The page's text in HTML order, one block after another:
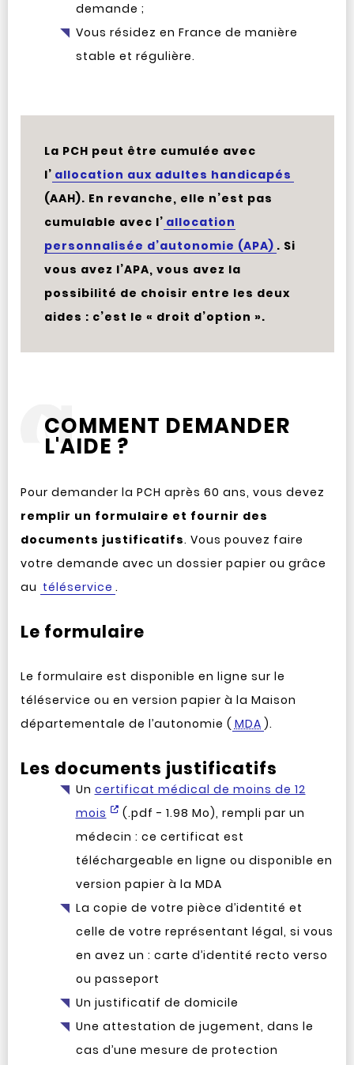
demande ;
Vous résidez en France de manière
stable et régulière.
La PCH peut être cumulée avec
l’ allocation aux adultes handicapés
(AAH). En revanche, elle n’est pas
cumulable avec l’ allocation
personnalisée d’autonomie (APA) . Si
vous avez l’APA, vous avez la
possibilité de choisir entre les deux
aides : c’est le « droit d’option ».
COMMENT DEMANDER
L'AIDE ?
Pour demander la PCH après 60 ans, vous devez
remplir un formulaire et fournir des
documents justificatifs. Vous pouvez faire
votre demande avec un dossier papier ou grâce
au téléservice .
Le formulaire
Le formulaire est disponible en ligne sur le
téléservice ou en version papier à la Maison
départementale de l’autonomie ( MDA ).
Les documents justificatifs
Un certificat médical de moins de 12
mois
(.pdf - 1.98 Mo), rempli par un
médecin : ce certificat est
téléchargeable en ligne ou disponible en
version papier à la MDA
La copie de votre pièce d’identité et
celle de votre représentant légal, si vous
en avez un : carte d’identité recto verso
ou passeport
Un justificatif de domicile
Une attestation de jugement, dans le
cas d’une mesure de protection